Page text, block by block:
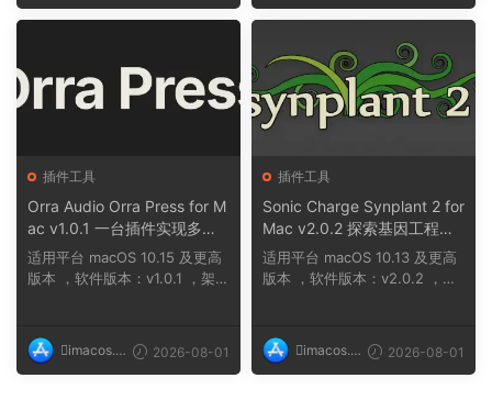
op
op
插件工具
Orra Audio Orra Press for M
ac v1.0.1 一台插件实现多种
压缩效果组合
适用平台 macOS 10.15 及更高
版本 ，软件版本：v1.0.1 ，架
imacos.t
op
2026-08-01
插件工具
Sonic Charge Synplant 2 for
Mac v2.0.2 探索基因工程合
成音乐的新方式，通过培育声
音细胞创造独特音色
适用平台 macOS 10.13 及更高
版本 ，软件版本：v2.0.2 ，架
imacos.t
op
2026-08-01